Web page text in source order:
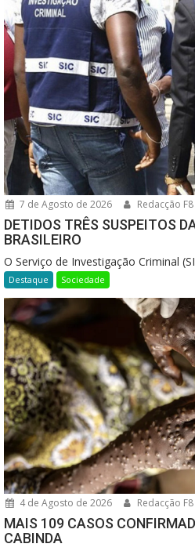
7 de Agosto de 2026 Redacção F8
DETIDOS TRÊS SUSPEITOS
BRASILEIRO
O Serviço de Investigação Criminal
Destaque Sociedade
4 de Agosto de 2026 Redacção F8
MAIS 109 CASOS
CABINDA